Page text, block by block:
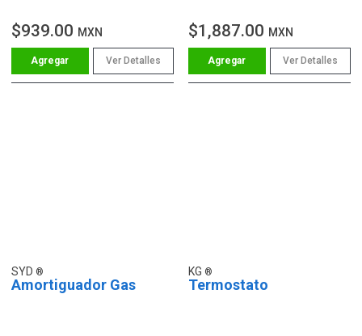
$939.00 MXN
Ver Detalles
$1,887.00 MXN
Ver Detalles
SYD
Amortiguador Gas
KG
Termostato